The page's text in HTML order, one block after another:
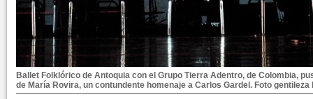
Ballet Folklórico de Antoquia con el Grupo Tierra Adentro, de Colombia,
de María Rovira, un contundente homenaje a Carlos Gardel. Foto gentileza